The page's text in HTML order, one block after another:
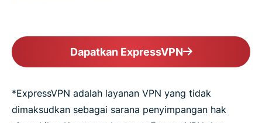
Dapatkan ExpressVPN
*ExpressVPN adalah layanan VPN yang tidak
dimaksudkan sebagai sarana penyimpangan hak